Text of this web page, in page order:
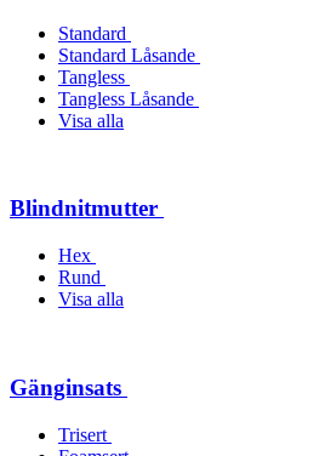
Standard
Standard Låsande
Tangless
Tangless Låsande
Visa alla
Blindnitmutter
Hex
Rund
Visa alla
Gänginsats
Trisert